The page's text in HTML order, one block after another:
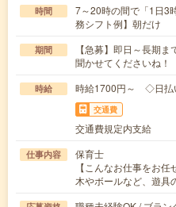
時間
7～20時の間で「1日3
務シフト例】朝だけ
期間
【急募】即日～長期
聞かせてくださいね！
時給 時給1700円～ ◇日払
交通費
交通費規定内支給
仕事内容
保育士
【こんなお仕事をお
木やボールなど、遊